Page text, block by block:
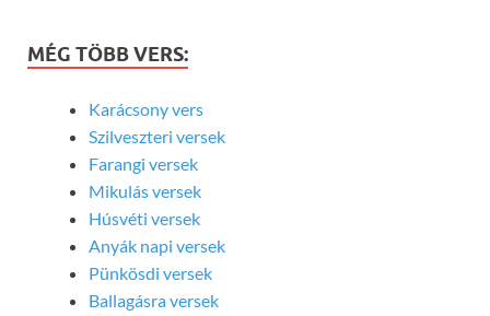
MÉG TÖBB VERS:
Karácsony vers
Szilveszteri versek
Farangi versek
Mikulás versek
Húsvéti versek
Anyák napi versek
Pünkösdi versek
Ballagásra versek